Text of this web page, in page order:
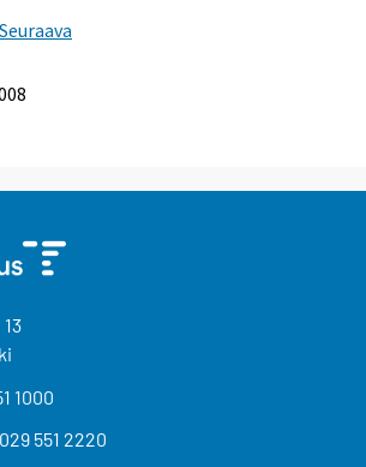
Seuraava
13
1000
029 551 2220